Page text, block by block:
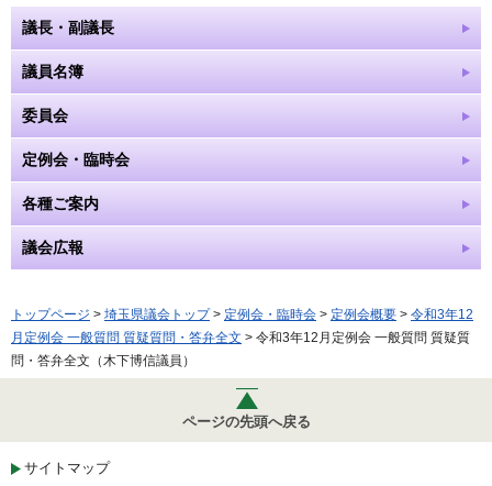
議長・副議長
議員名簿
委員会
定例会・臨時会
各種ご案内
議会広報
トップページ > 埼玉県議会トップ> 定例会・臨時会 > 定例会概要 > 令和3年12
月定例会 一般質問 質疑質問・答弁全文 > 令和3年12月定例会 一般質問 質疑質
問・答弁全文（木下博信議員）
ページの先頭へ戻る
サイトマップ